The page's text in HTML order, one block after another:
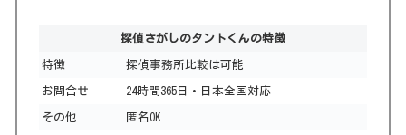
探偵さがしのタントくんの特徴
特徴 探偵事務所比較は可能
お問合せ 24時間365日・日本全国対応
その他 匿名OK